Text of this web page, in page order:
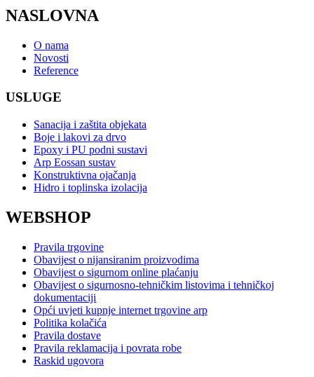
NASLOVNA
O nama
Novosti
Reference
USLUGE
Sanacija i zaštita objekata
Boje i lakovi za drvo
Epoxy i PU podni sustavi
Arp Eossan sustav
Konstruktivna ojačanja
Hidro i toplinska izolacija
WEBSHOP
Pravila trgovine
Obavijest o nijansiranim proizvodima
Obavijest o sigurnom online plaćanju
Obavijest o sigurnosno-tehničkim listovima i tehničkoj
dokumentaciji
Opći uvjeti kupnje internet trgovine arp
Politika kolačića
Pravila dostave
Pravila reklamacija i povrata robe
Raskid ugovora